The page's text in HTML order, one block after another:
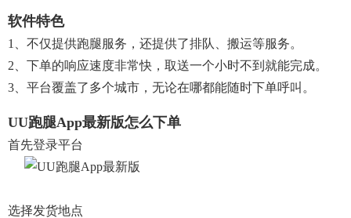
软件特色
1、不仅提供跑腿服务，还提供了排队、搬运等服务。
2、下单的响应速度非常快，取送一个小时不到就能完成。
3、平台覆盖了多个城市，无论在哪都能随时下单呼叫。
UU跑腿app最新版怎么下单
首先登录平台
选择发货地点